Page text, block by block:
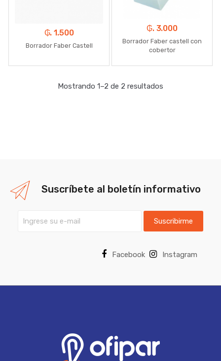
₲. 1.500
Borrador Faber Castell
₲. 3.000
Borrador Faber castell con
cobertor
Mostrando 1–2 de 2 resultados
Suscríbete al boletín informativo
Suscribirme
Facebook Instagram